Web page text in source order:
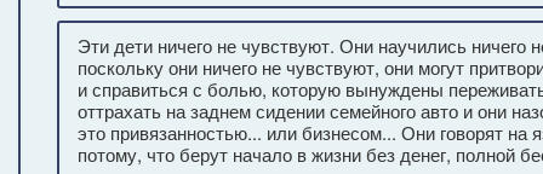
Эти дети ничего не чувствуют. Они научились ничего
поскольку они ничего не чувствуют, они могут
и справиться с болью, которую вынуждены
оттрахать на заднем сидении семейного авто и они
это привязанностью... или бизнесом... Они говорят на
потому, что берут начало в жизни без денег, полной